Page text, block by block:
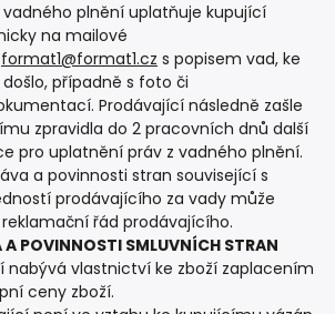
vadného plnění uplatňuje kupující
na mailové
format1@format1.cz s popisem vad, ke
případně s foto či
Prodávající následně zašle
zpravidla do 2 pracovních dnů další
pro uplatnění práv z vadného plnění.
a povinnosti stran související s
prodávajícího za vady může
řád prodávajícího.
A POVINNOSTI SMLUVNÍCH STRAN
nabývá vlastnictví ke zboží zaplacením
ceny zboží.